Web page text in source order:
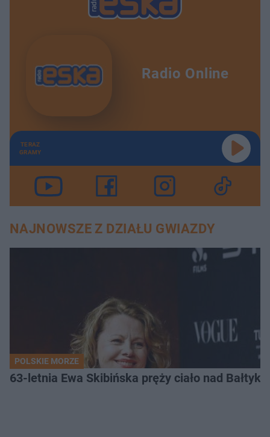
Radio Online
TERAZ
GRAMY
NAJNOWSZE Z DZIAŁU GWIAZDY
POLSKIE MORZE
63-letnia Ewa Skibińska pręży ciało nad